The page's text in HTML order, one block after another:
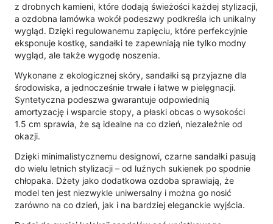
z drobnych kamieni, które dodają świeżości każdej stylizacji,
a ozdobna lamówka wokół podeszwy podkreśla ich unikalny
wygląd. Dzięki regulowanemu zapięciu, które perfekcyjnie
eksponuje kostkę, sandałki te zapewniają nie tylko modny
wygląd, ale także wygodę noszenia.
Wykonane z ekologicznej skóry, sandałki są przyjazne dla
środowiska, a jednocześnie trwałe i łatwe w pielęgnacji.
Syntetyczna podeszwa gwarantuje odpowiednią
amortyzację i wsparcie stopy, a płaski obcas o wysokości
1.5 cm sprawia, że są idealne na co dzień, niezależnie od
okazji.
Dzięki minimalistycznemu designowi, czarne sandałki pasują
do wielu letnich stylizacji – od luźnych sukienek po spodnie
chłopaka. Dżety jako dodatkowa ozdoba sprawiają, że
model ten jest niezwykle uniwersalny i można go nosić
zarówno na co dzień, jak i na bardziej eleganckie wyjścia.